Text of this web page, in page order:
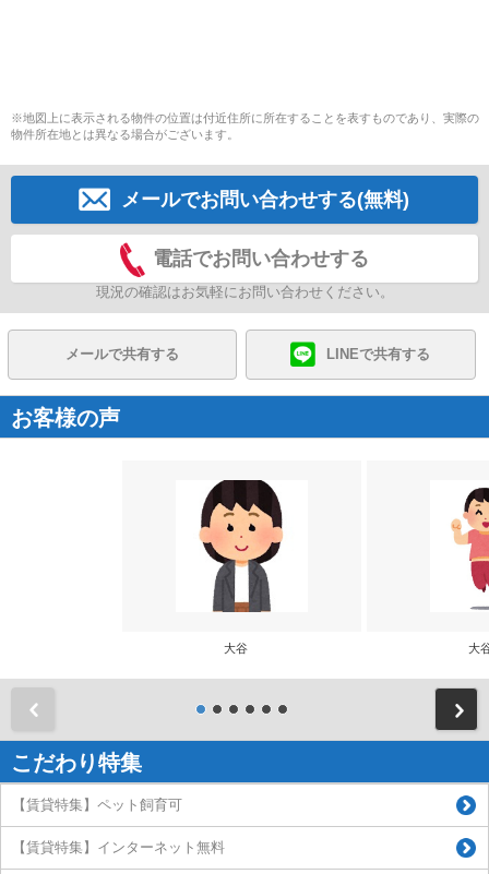
※地図上に表示される物件の位置は付近住所に所在することを表すものであり、実際の
物件所在地とは異なる場合がございます。
メールでお問い合わせする(無料)
電話でお問い合わせする
現況の確認はお気軽にお問い合わせください。
メールで共有する LINEで共有する
お客様の声
大谷 大
こだわり特集
【賃貸特集】ペット飼育可
【賃貸特集】インターネット無料